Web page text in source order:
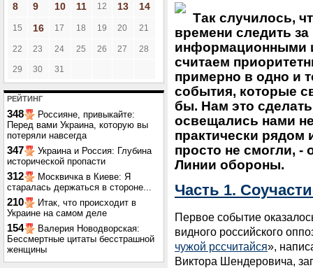
8
9 10 11 12 13 14
15 16 17 18 19 20 21
22 23 24 25 26 27 28
29 30 31
РЕЙТИНГ
348
Россияне, привыкайте:
Перед вами Украина, которую вы
потеряли навсегда
347
Украина и Россия: Глубина
исторической пропасти
312
Москвичка в Киеве: Я
старалась держаться в стороне...
210
Итак, что происходит в
Украине на самом деле
154
Валерия Новодворская:
Бессмертные цитаты бесстрашной
женщины
Так случилось,
времени следить
информационными
считаем
примерно в одно и
события, которые
бы. Нам это
освещались нами
практически
просто не смогли, -
Линии обороны.
Часть 1.
Первое событие
видного российского
чужой рссчитайся»,
Виктора Шендеровича,